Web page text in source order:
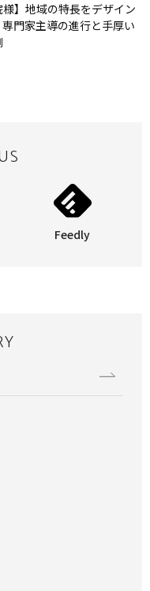
様】地域の特長をデザイン
門家主導の進行と手厚い
Feedly